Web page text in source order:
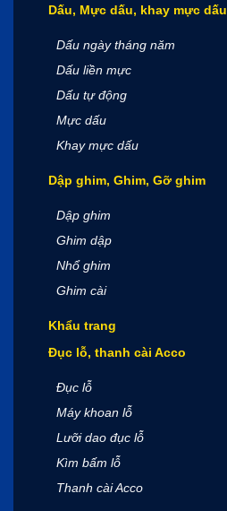
Dấu, Mực dấu, khay mực dấu
Dấu ngày tháng năm
Dấu liền mực
Dấu tự động
Mực dấu
Khay mực dấu
Dập ghim, Ghim, Gỡ ghim
Dập ghim
Ghim dập
Nhổ ghim
Ghim cài
Khẩu trang
Đục lỗ, thanh cài Acco
Đục lỗ
Máy khoan lỗ
Lưỡi dao đục lỗ
Kìm bấm lỗ
Thanh cài Acco